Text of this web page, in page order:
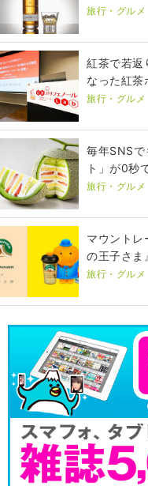
旅行・グルメ
紅茶で若返
なった紅
旅行・グルメ
毎年SNSで
ト」が0秒
旅行・グルメ
マウント
の王子さま
旅行・グルメ